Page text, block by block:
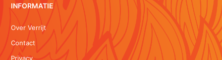
INFORMATIE
Over Verrijt
Contact
Privacy